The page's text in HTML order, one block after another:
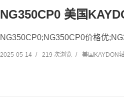
NG350CP0 美国
NG350CP0;NG350CP0价格优
2025-05-14 / 219 次浏览 / 美国KAYDON